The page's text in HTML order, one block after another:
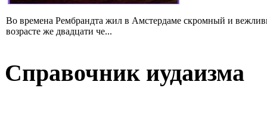
Во времена Рембрандта жил в Амстердаме скромный и
возрасте же двадцати че...
Справочник иудаизма